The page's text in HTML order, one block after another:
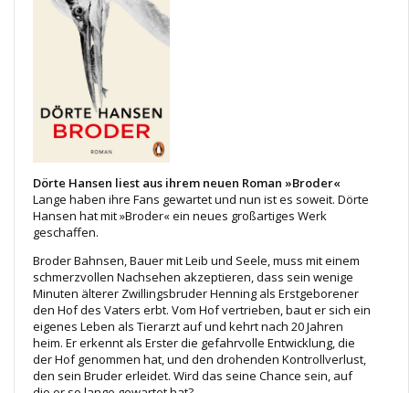
Dörte Hansen liest aus ihrem neuen Roman »Broder«
Lange haben ihre Fans gewartet und nun ist es soweit. Dörte
Hansen hat mit »Broder« ein neues großartiges Werk
geschaffen.
Broder Bahnsen, Bauer mit Leib und Seele, muss mit einem
schmerzvollen Nachsehen akzeptieren, dass sein wenige
Minuten älterer Zwillingsbruder Henning als Erstgeborener
den Hof des Vaters erbt. Vom Hof vertrieben, baut er sich ein
eigenes Leben als Tierarzt auf und kehrt nach 20 Jahren
heim. Er erkennt als Erster die gefahrvolle Entwicklung, die
der Hof genommen hat, und den drohenden Kontrollverlust,
den sein Bruder erleidet. Wird das seine Chance sein, auf